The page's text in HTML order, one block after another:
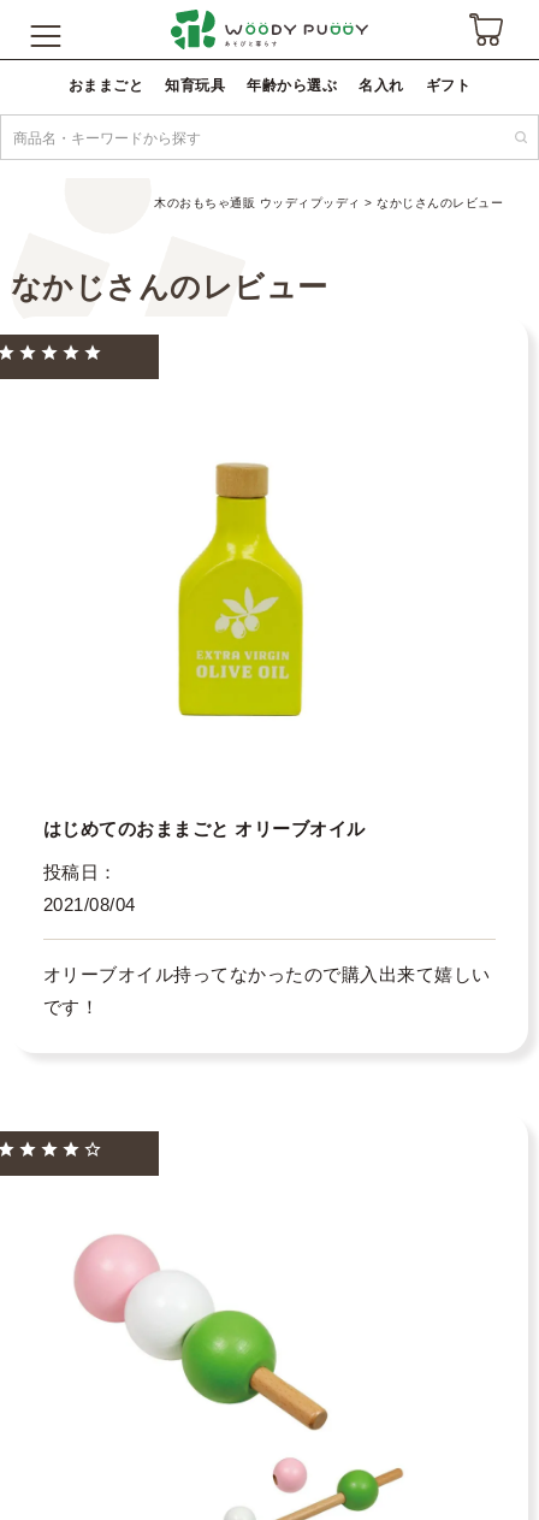
おままごと 知育玩具 年齢から選ぶ 名入れ ギフト
木のおもちゃ通販 ウッディプッディ なかじさんのレビュー
なかじさんのレビュー
はじめてのおままごと オリーブオイル
投稿日
2021/08/04
オリーブオイル持ってなかったので購入出来て嬉しい
です！